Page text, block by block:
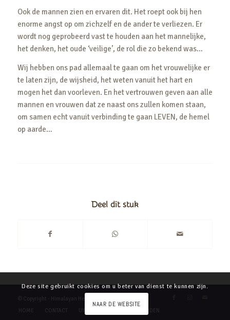
Ook de mannen zien en ervaren dit. Het roept ook bij hen
enorme angst op om zichzelf en de ander te verliezen. Er
wordt nog geprobeerd vast te houden aan het mannelijke,
het denken, het oude ‘veilige’, de rol die zo bekend was…
Wij hebben ons pad allemaal te gaan om het vrouwelijke er
te laten zijn, de wijsheid, het weten vanuit het hart en
mogen het dan voorleven. En het vertrouwen geven aan alle
mannen en vrouwen dat ze naast ons zullen komen staan,
om samen echt vanuit verbinding te gaan LEVEN, de hemel
op aarde…
Deel dit stuk
© Copyright - Himalayan Heart
HOME
CONTACT UW PRIVACY
Deze site gebruikt cookies om u beter van dienst te kunnen zijn.
NAAR DE WEBSITE